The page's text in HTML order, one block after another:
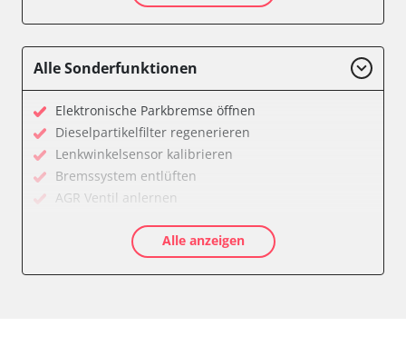
Informationsanzeige
Lenksäuleneinheit
Lichtsteuerung links
Lichtsteuerung rechts
Motorsteuerung (EMS)
Motorsteuerung 2 (EMS)
Seitenhinderniserkennung links (SODL)
Servolenkung
Soundsystem
Alle Sonderfunktionen
Elektronische Parkbremse öffnen
Dieselpartikelfilter regenerieren
Lenkwinkelsensor kalibrieren
Bremssystem entlüften
AGR Ventil anlernen
Elektronische Parkbremse kalibrieren
Ölservicerückstellung
Alle anzeigen